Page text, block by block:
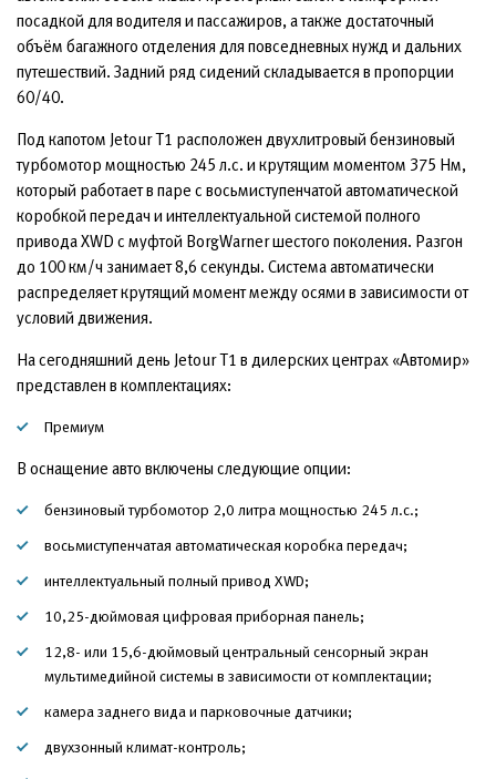
посадкой для водителя и пассажиров, а также достаточный
объём багажного отделения для повседневных нужд и дальних
путешествий. Задний ряд сидений складывается в пропорции
60/40.
Под капотом Jetour T1 расположен двухлитровый бензиновый
турбомотор мощностью 245 л.с. и крутящим моментом 375 Нм,
который работает в паре с восьмиступенчатой автоматической
коробкой передач и интеллектуальной системой полного
привода XWD с муфтой BorgWarner шестого поколения. Разгон
до 100 км/ч занимает 8,6 секунды. Система автоматически
распределяет крутящий момент между осями в зависимости от
условий движения.
На сегодняшний день Jetour T1 в дилерских центрах «Автомир»
представлен в комплектациях:
Премиум
В оснащение авто включены следующие опции:
бензиновый турбомотор 2,0 литра мощностью 245 л.с.;
восьмиступенчатая автоматическая коробка передач;
интеллектуальный полный привод XWD;
10,25-дюймовая цифровая приборная панель;
12,8- или 15,6-дюймовый центральный сенсорный экран
мультимедийной системы в зависимости от комплектации;
камера заднего вида и парковочные датчики;
двухзонный климат-контроль;